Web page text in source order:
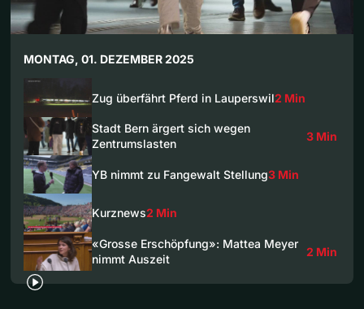
MONTAG, 01. DEZEMBER 2025
Zug überfährt Pferd in Lauperswil2 Min
Stadt Bern ärgert sich wegen
Zentrumslasten
3 Min
YB nimmt zu Fangewalt Stellung3 Min
Kurznews2 Min
«Grosse Erschöpfung»: Mattea Meyer
nimmt Auszeit
2 Min